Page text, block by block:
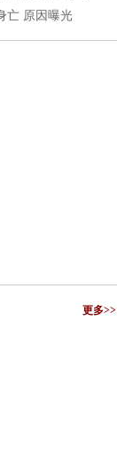
亡 原因曝光
更多>>